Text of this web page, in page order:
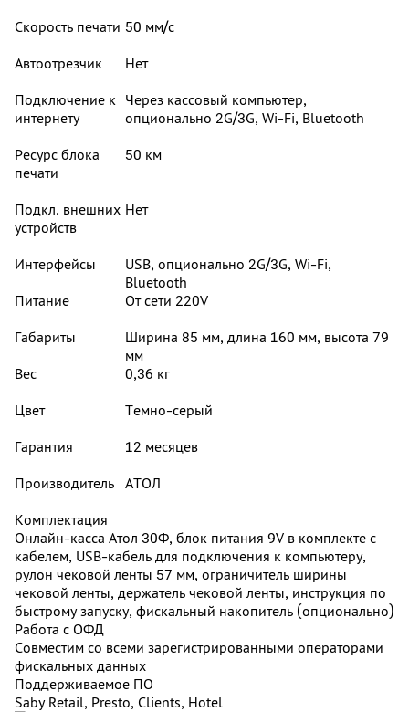
Скорость печати 50 мм/с
Автоотрезчик
Нет
Подключение к
интернету
Через кассовый компьютер,
опционально 2G/3G, Wi-Fi, Bluetooth
Ресурс блока
печати
50 км
Подкл. внешних
устройств
Нет
Интерфейсы
USB, опционально 2G/3G, Wi-Fi,
Bluetooth
Питание
От сети 220V
Габариты
Ширина 85 мм, длина 160 мм, высота 79
мм
Вес
0,36 кг
Цвет
Темно-серый
Гарантия
12 месяцев
Производитель АТОЛ
Комплектация
Онлайн-касса Атол 30Ф, блок питания 9V в комплекте с
кабелем, USB-кабель для подключения к компьютеру,
рулон чековой ленты 57 мм, ограничитель ширины
чековой ленты, держатель чековой ленты, инструкция по
быстрому запуску, фискальный накопитель (опционально)
Работа с ОФД
Совместим со всеми зарегистрированными операторами
фискальных данных
Поддерживаемое ПО
Saby Retail, Presto, Clients, Hotel